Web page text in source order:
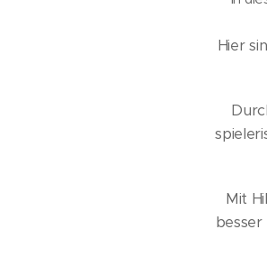
Hier
Mit